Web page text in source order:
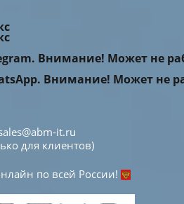
Внимание! Может не
Внимание! Может не
it.ru
для клиентов)
по всей России!